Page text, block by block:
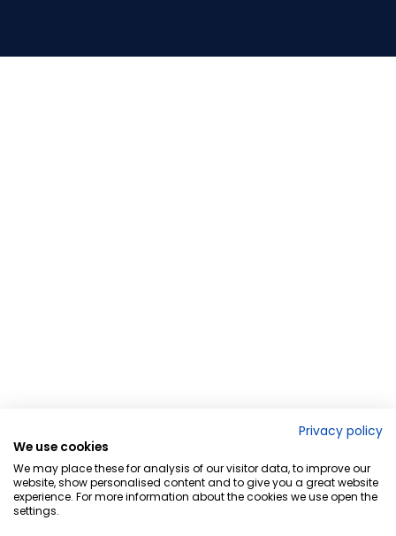
Privacy policy
We use cookies
We may place these for analysis of our visitor data, to improve our
website, show personalised content and to give you a great website
experience. For more information about the cookies we use open the
settings.